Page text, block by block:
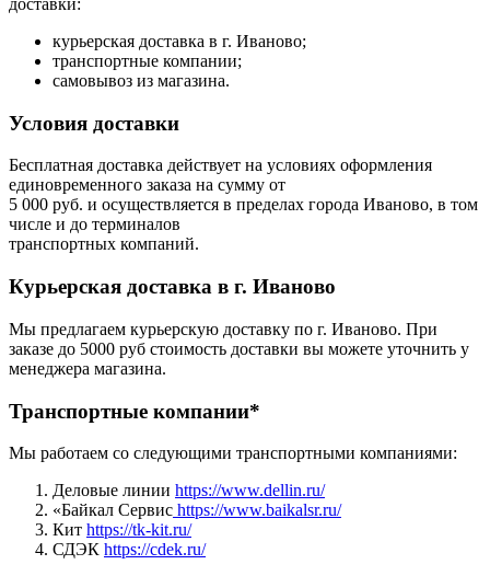
доставки:
курьерская доставка в г. Иваново;
транспортные компании;
самовывоз из магазина.
Условия доставки
Бесплатная доставка действует на условиях оформления
единовременного заказа на сумму от
5 000 руб. и осуществляется в пределах города Иваново, в том
числе и до терминалов
транспортных компаний.
Курьерская доставка в г. Иваново
Мы предлагаем курьерскую доставку по г. Иваново. При
заказе до 5000 руб стоимость доставки вы можете уточнить у
менеджера магазина.
Транспортные компании*
Мы работаем со следующими транспортными компаниями:
Деловые линии https://www.dellin.ru/
«Байкал Сервис https://www.baikalsr.ru/
Кит https://tk-kit.ru/
СДЭК https://cdek.ru/